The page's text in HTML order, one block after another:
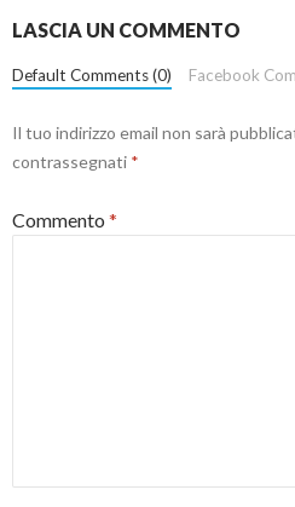
LASCIA UN COMMENTO
Default Comments (0) Facebook
Il tuo indirizzo email non sarà
contrassegnati *
Commento *